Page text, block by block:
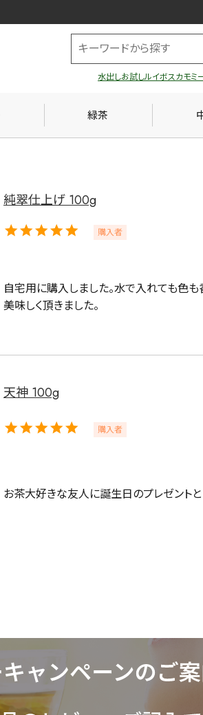
水出しお試しルイボスカモミ
大容量
で探す
緑茶
純翠仕上げ 100g
購入者
自宅用に購入しました。水で入れても色も
美味しく頂きました。
天神 100g
購入者
お茶大好きな友人に誕生日のプレゼント